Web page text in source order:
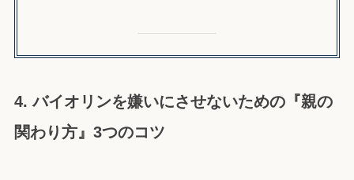
4. バイオリンを嫌いにさせないための『親の
関わり方』3つのコツ